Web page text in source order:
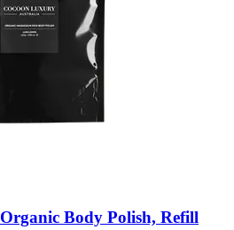
Organic Body Polish, Refill